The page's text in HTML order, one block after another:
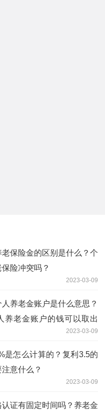
保险金的区别是什么？个
险冲突吗？
2023-03-09
养老金账户是什么意思？
养老金账户的钱可以取出
2023-03-09
是怎么计算的？复利3.5的
意什么？
2023-03-09
证有固定时间吗？养老金